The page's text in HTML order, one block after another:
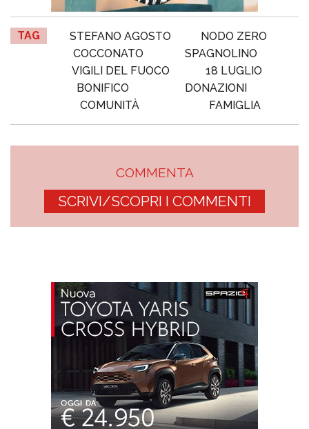
TAG STEFANO AGOSTO
NODO ZERO
COCCONATO
SPAGNOLINO
VIGILI DEL FUOCO
18 LUGLIO
BONIFICO
DONAZIONI
COMUNITÀ
FAMIGLIA
COMMENTA
SCRIVI/SCOPRI I COMMENTI